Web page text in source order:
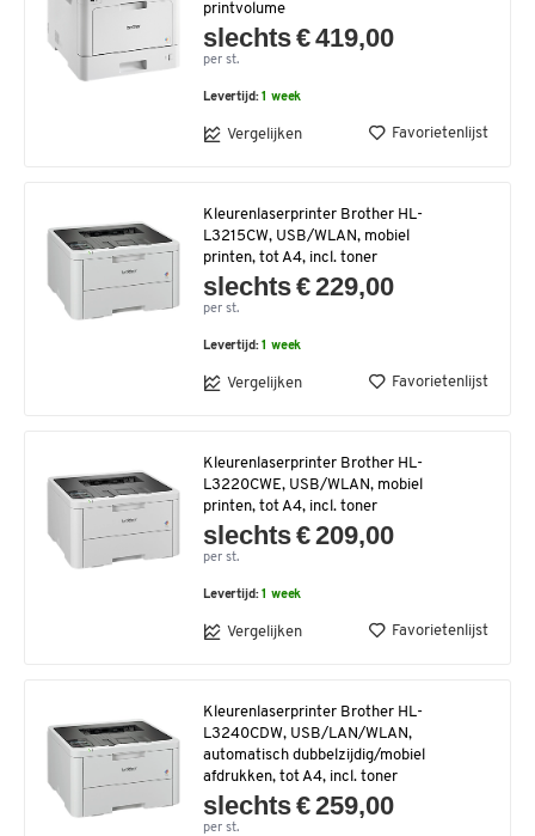
printvolume
slechts € 419,00
per st.
Levertijd:1 week
Vergelijken Favorietenlijst
Kleurenlaserprinter Brother HL-
L3215CW, USB/WLAN, mobiel
printen, tot A4, incl. toner
slechts € 229,00
per st.
Levertijd:1 week
Vergelijken Favorietenlijst
Kleurenlaserprinter Brother HL-
L3220CWE, USB/WLAN, mobiel
printen, tot A4, incl. toner
slechts € 209,00
per st.
Levertijd:1 week
Vergelijken Favorietenlijst
Kleurenlaserprinter Brother HL-
L3240CDW, USB/LAN/WLAN,
automatisch dubbelzijdig/mobiel
afdrukken, tot A4, incl. toner
slechts € 259,00
per st.